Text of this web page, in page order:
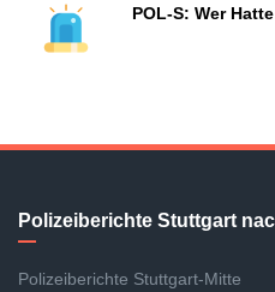
POL-S: Wer
Polizeiberichte Stuttgart
Polizeiberichte Stuttgart-Mitte